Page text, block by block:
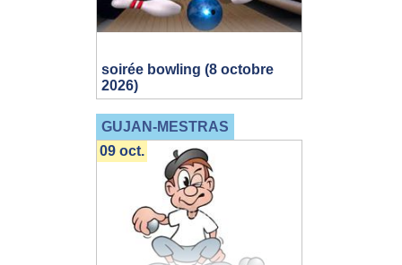
soirée bowling (8 octobre
2026)
GUJAN-MESTRAS
09 oct.